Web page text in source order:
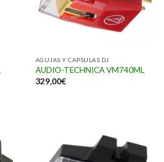
AGUJAS Y CAPSULAS DJ
AUDIO-TECHNICA VM740ML
329,00€